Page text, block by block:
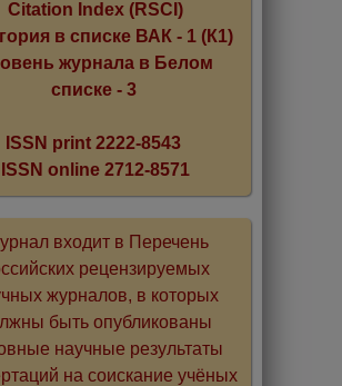
Citation Index (RSCI)
в списке ВАК - 1 (К1)
журнала в Белом
списке - 3
ISSN print 2222-8543
ISSN online 2712-8571
входит в Перечень
рецензируемых
журналов, в которых
быть опубликованы
научные результаты
на соискание учёных